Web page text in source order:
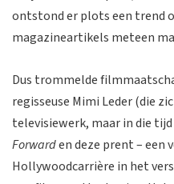
ontstond er plots een trend
magazineartikels meteen
Dus trommelde
regisseuse Mimi Leder (die
televisiewerk, maar in die
Forwarden deze prent – een
Hollywoodcarrière in het